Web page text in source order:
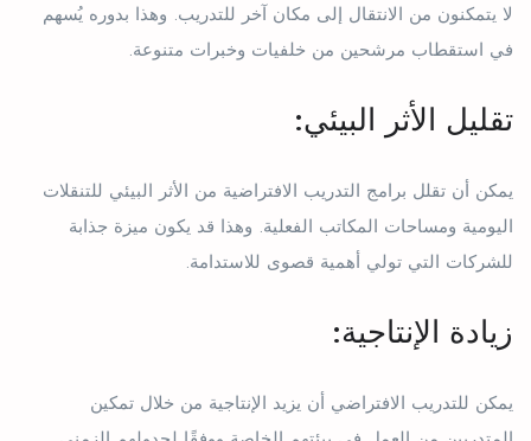
لا يتمكنون من الانتقال إلى مكان آخر للتدريب. وهذا بدوره يُسهم
في استقطاب مرشحين من خلفيات وخبرات متنوعة.
تقليل الأثر البيئي:
يمكن أن تقلل برامج التدريب الافتراضية من الأثر البيئي للتنقلات
اليومية ومساحات المكاتب الفعلية. وهذا قد يكون ميزة جذابة
للشركات التي تولي أهمية قصوى للاستدامة.
زيادة الإنتاجية:
يمكن للتدريب الافتراضي أن يزيد الإنتاجية من خلال تمكين